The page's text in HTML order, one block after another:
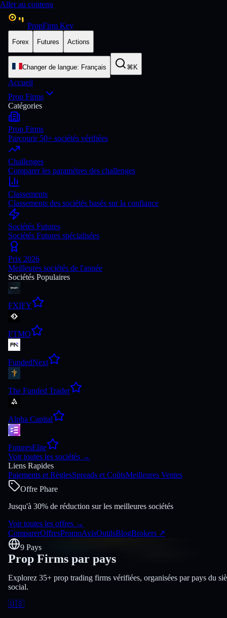
Aller au contenu
PropFirm Key
Forex Futures Actions
Changer de langue: Français ⌘K
Accueil
Prop Firms
Catégories
Prop Firms
Parcourir 50+ sociétés vérifiées
Challenges
Comparer les paramètres des challenges
Classements
Classements des sociétés basés sur la confiance
Sociétés Futures
Sociétés Futures spécialisées
Prix 2026
Meilleures sociétés de l'année
Sociétés Populaires
FXIFY
FTMO
FundedNext
The Funded Trader
Alpha Capital
FuturesElite
Voir toutes les sociétés →
Liens Rapides
Paiements et RèglesSpreads et CoûtsMeilleures Ventes
Offre Phare
Jusqu'à 30% de réduction sur les meilleures sociétés
Voir toutes les offres →
ComparerOffresPromoAvisOutilsBlogBrokers ↗
9 Pays
Prop Firms par pays
Explorez 35+ prop trading firms vérifiées, organisées par pays du
social.
🇺🇸